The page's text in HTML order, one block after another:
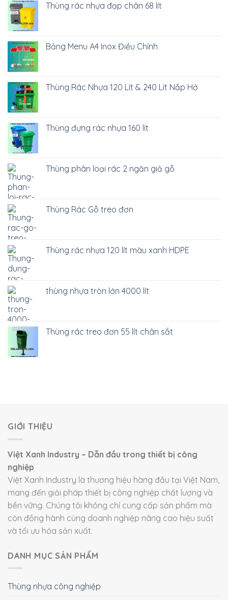
Thùng rác nhựa đạp chân 68 lít
Bảng Menu A4 Inox Điều Chỉnh
Thùng Rác Nhựa 120 Lít & 240 Lít Nắp Hở
Thùng đựng rác nhựa 160 lít
Thùng phân loại rác 2 ngăn giả gỗ
Thùng Rác Gỗ treo đơn
Thùng rác nhựa 120 lít màu xanh HDPE
thùng nhựa tròn lớn 4000 lít
Thùng rác treo đơn 55 lít chân sắt
GIỚI THIỆU
Việt Xanh Industry – Dẫn đầu trong thiết bị công
nghiệp
Việt Xanh Industry là thương hiệu hàng đầu tại Việt Nam,
mang đến giải pháp thiết bị công nghiệp chất lượng và
bền vững. Chúng tôi không chỉ cung cấp sản phẩm mà
còn đồng hành cùng doanh nghiệp nâng cao hiệu suất
và tối ưu hóa sản xuất.
DANH MỤC SẢN PHẨM
Thùng nhựa công nghiệp